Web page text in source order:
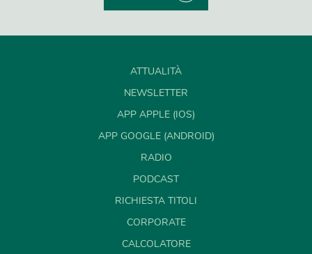
ATTUALITÀ
NEWSLETTER
APP APPLE (IOS)
APP GOOGLE (ANDROID)
RADIO
PODCAST
RICHIESTA TITOLI
CORPORATE
CALCOLATORE